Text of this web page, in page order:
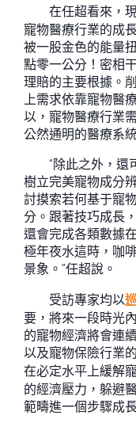
在任超看來，
寵物醫療行業的成
被一股金色的能量
點零一公分！密相
理賠的主要根據。
上需求依靠寵物醫
以，寵物醫療行業
公然通明的醫療系
“除此之外，還
樹立完美寵物成分
討摸索若何基于寵
分。跟著技巧成長
還會完成各類數據
極年夜水這時，咖
景象。”任超說。
受訪專家均以
要，將來一段時光
的寵物經濟將會連
以及寵物保險行業
在必定水平上緩解
的經濟壓力，躲避
範疇進一個步驟成